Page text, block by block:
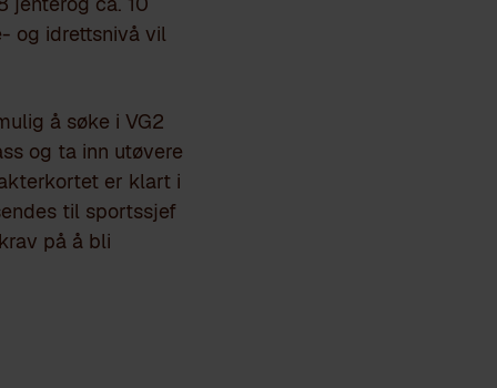
og idrettsnivå vil
å søke i VG2
og ta inn utøvere
er klart i
til sportssjef
på å bli